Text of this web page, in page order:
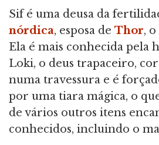
Sif é uma deusa da
nórdica, esposa de Thor, o
Ela é mais conhecida pela
Loki, o deus trapaceiro,
numa travessura e é
por uma tiara mágica, o
de vários outros itens
conhecidos, incluindo o